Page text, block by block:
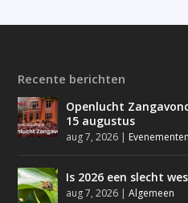
Recente berichten
Openlucht
15 augustus
aug 7, 2026
Is 2026 een slecht
aug 7, 2026 |Algemeen